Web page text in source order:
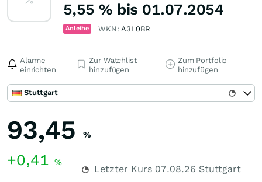
5,55 % bis 01.07.2054
Anleihe WKN:A3L0BR
Alarme
einrichten
Zur Watchlist
hinzufügen
Zum Portfolio
hinzufügen
Stuttgart
93,45 %
+0,41 %
Letzter Kurs 07.08.26 Stuttgart